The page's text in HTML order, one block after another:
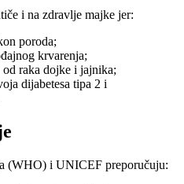
i na zdravlje majke jer:
poroda;
krvarenja;
raka dojke i jajnika;
dijabetesa tipa 2 i
(WHO) i UNICEF preporučuju: